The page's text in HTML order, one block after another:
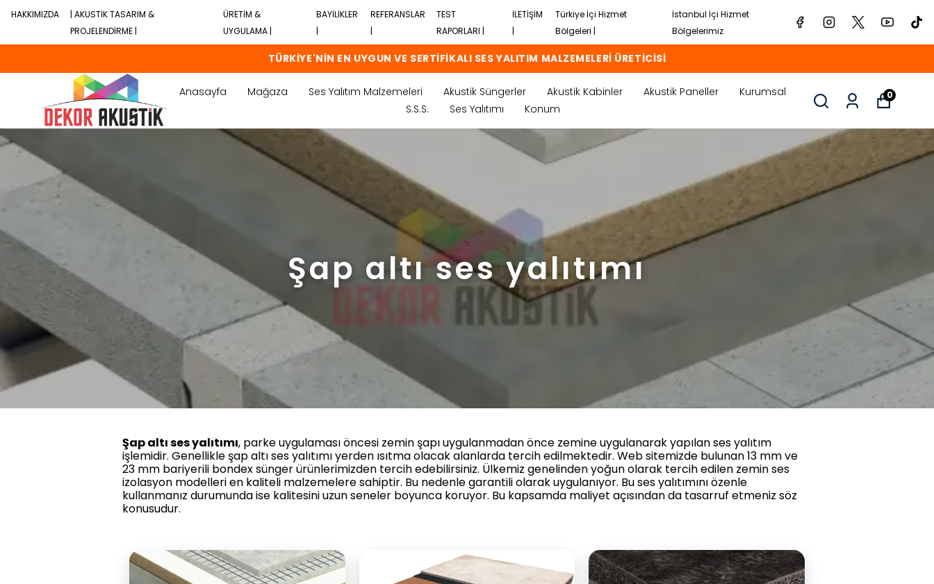
HAKKIMIZDA
| AKUSTİK TASARIM &
PROJELENDİRME |
ÜRETİM &
UYGULAMA |
BAYİLİKLER
|
REFERANSLAR
|
TEST
RAPORLARI |
İLETİŞİM
|
Türkiye İçi Hizmet
Bölgeleri |
İstanbul İçi Hizmet
Bölgelerimiz
TÜRKİYE'NİN EN UYGUN VE SERTİFİKALI SES YALITIM MALZEMELERİ ÜRETİCİSİ
Anasayfa Mağaza Ses Yalıtım Malzemeleri Akustik Süngerler Akustik Kabinler Akustik Paneller
Kurumsal
S.S.S.
Ses Yalıtımı Konum
0
Şap altı ses yalıtımı
Şap altı ses yalıtımı, parke uygulaması öncesi zemin şapı uygulanmadan önce zemine uygulanarak yapılan ses yalıtım
işlemidir. Genellikle şap altı ses yalıtımı yerden ısıtma olacak alanlarda tercih edilmektedir. Web sitemizde bulunan 13 mm ve
23 mm bariyerili bondex sünger ürünlerimizden tercih edebilirsiniz. Ülkemiz genelinden yoğun olarak tercih edilen zemin ses
izolasyon modelleri en kaliteli malzemelere sahiptir. Bu nedenle garantili olarak uygulanıyor. Bu ses yalıtımını özenle
kullanmanız durumunda ise kalitesini uzun seneler boyunca koruyor. Bu kapsamda maliyet açısından da tasarruf etmeniz söz
konusudur.